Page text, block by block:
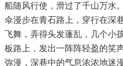
船随风行使，滑过了千山万水
伞漫步在青石路上，穿行在深
飞舞，弄得头发蓬乱，几个小
板路上，发出一阵阵轻盈的笑
弥漫，深巷中的气息浓浓地迷